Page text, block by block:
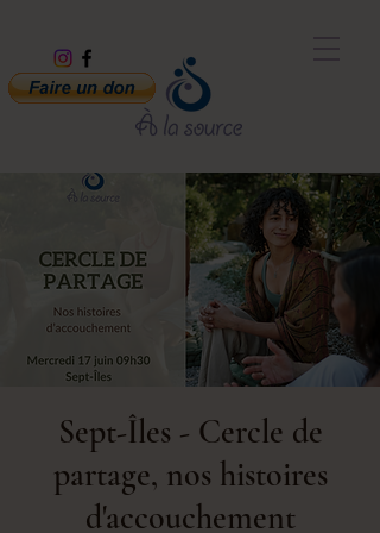
Sept-Îles - Cercle de
partage, nos histoires
d'accouchement